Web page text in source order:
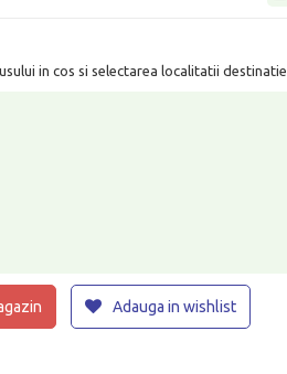
in cos si selectarea localitatii destinatie.
Adauga in wishlist